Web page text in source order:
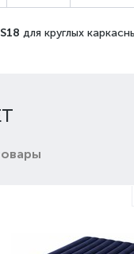
для круглых